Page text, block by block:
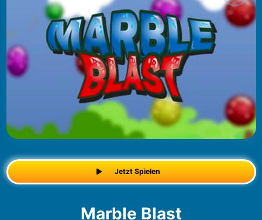
Jetzt Spielen
Marble Blast